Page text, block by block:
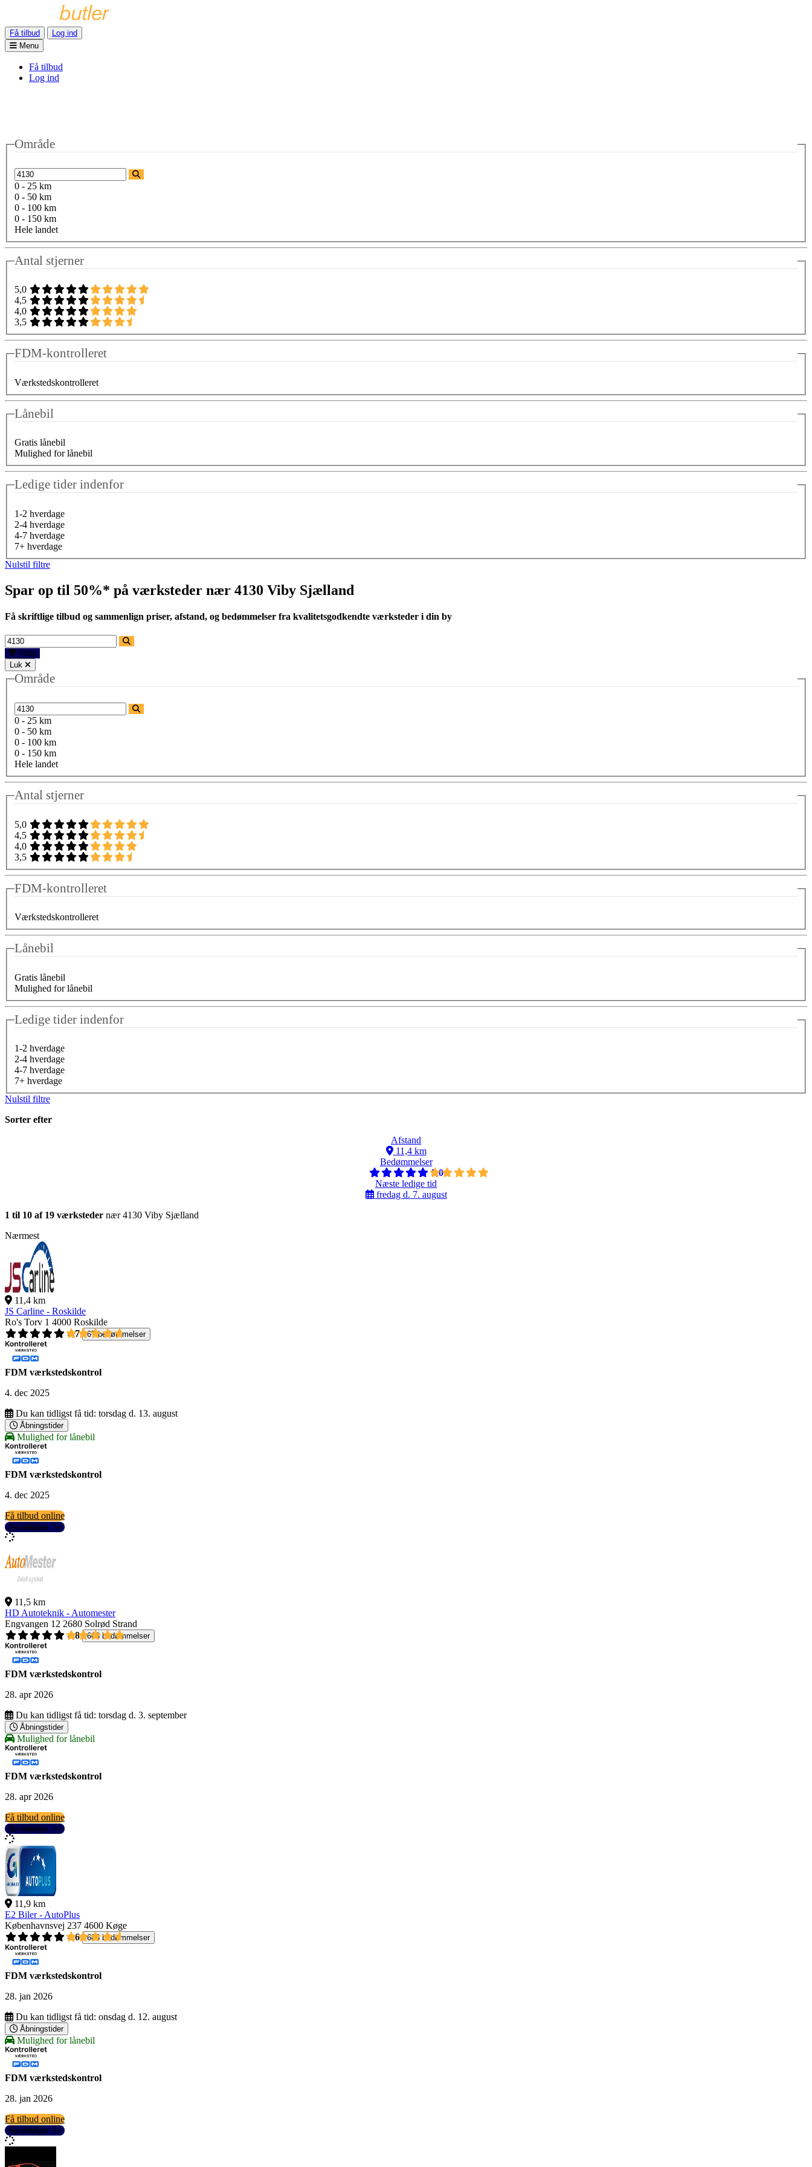
Få tilbud
Log ind
Menu
Få tilbud
Log ind
Område
0 - 25 km
0 - 50 km
0 - 100 km
0 - 150 km
Hele landet
Antal stjerner
5,0
4,5
4,0
3,5
FDM-kontrolleret
Værkstedskontrolleret
Lånebil
Gratis lånebil
Mulighed for lånebil
Ledige tider indenfor
1-2 hverdage
2-4 hverdage
4-7 hverdage
7+ hverdage
Nulstil filtre
Spar op til 50%* på værksteder nær 4130 Viby Sjælland
Få skriftlige tilbud og sammenlign priser, afstand, og bedømmelser fra kvalitetsgodkendte værksteder i din by
Filtre
Luk
Område
0 - 25 km
0 - 50 km
0 - 100 km
0 - 150 km
Hele landet
Antal stjerner
5,0
4,5
4,0
3,5
FDM-kontrolleret
Værkstedskontrolleret
Lånebil
Gratis lånebil
Mulighed for lånebil
Ledige tider indenfor
1-2 hverdage
2-4 hverdage
4-7 hverdage
7+ hverdage
Nulstil filtre
Sorter efter
Afstand
11,4 km
Bedømmelser
5,0
Næste ledige tid
fredag d. 7. august
1 til 10 af 19 værksteder nær 4130 Viby Sjælland
Nærmest
11,4 km
JS Carline - Roskilde
Ro's Torv 1 4000 Roskilde
4,7
67 bedømmelser
FDM værkstedskontrol
4. dec 2025
Du kan tidligst få tid: torsdag d. 13. august
Åbningstider
Mulighed for lånebil
FDM værkstedskontrol
4. dec 2025
Få tilbud online
Se detaljer
11,5 km
HD Autoteknik - Automester
Engvangen 12 2680 Solrød Strand
4,8
668 bedømmelser
FDM værkstedskontrol
28. apr 2026
Du kan tidligst få tid: torsdag d. 3. september
Åbningstider
Mulighed for lånebil
FDM værkstedskontrol
28. apr 2026
Få tilbud online
Se detaljer
11,9 km
E2 Biler - AutoPlus
Københavnsvej 237 4600 Køge
4,6
688 bedømmelser
FDM værkstedskontrol
28. jan 2026
Du kan tidligst få tid: onsdag d. 12. august
Åbningstider
Mulighed for lånebil
FDM værkstedskontrol
28. jan 2026
Få tilbud online
Se detaljer